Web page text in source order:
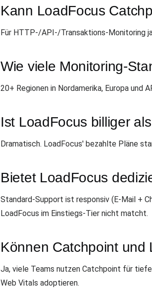
Kann LoadFocus
Für HTTP-/API-/Transaktions-Monitoring
Wie viele Monitoring-
20+ Regionen in Nordamerika, Europa und
Ist LoadFocus billiger
Dramatisch. LoadFocus' bezahlte Pläne
Bietet LoadFocus
Standard-Support ist responsiv (E-Mail +
LoadFocus im Einstiegs-Tier nicht matcht.
Können Catchpoint und
Ja, viele Teams nutzen Catchpoint für
Web Vitals adoptieren.